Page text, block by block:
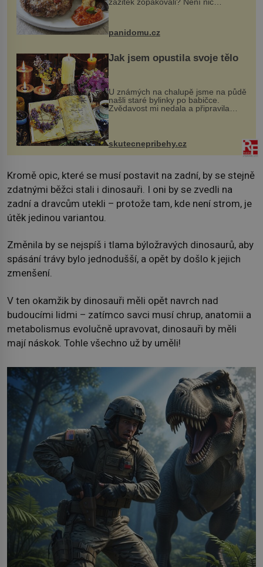
snazšího. Pljeskavica (10 porcí)
Možná jste ji ochutnali na dovolené v
panidomu.cz
Jak jsem opustila svoje tělo
U známých na chalupě jsme na půdě
našli staré bylinky po babičce.
Zvědavost mi nedala a připravila
jsem si z nich lektvar… Zimní pobyt
na chalupě se pro mě vlastní vinou
změnil v děsivý zážitek, na kt...
skutecnepribehy.cz
Kromě opic, které se musí postavit na zadní, by se stejně
zdatnými běžci stali i dinosauři. I oni by se zvedli na
zadní a dravcům utekli – protože tam, kde není strom, je
útěk jedinou variantou.
Změnila by se nejspíš i tlama býložravých dinosaurů, aby
spásání trávy bylo jednodušší, a opět by došlo k jejich
zmenšení.
V ten okamžik by dinosauři měli opět navrch nad
budoucími lidmi – zatímco savci musí chrup, anatomii a
metabolismus evolučně upravovat, dinosauři by měli
mají náskok. Tohle všechno už by uměli!